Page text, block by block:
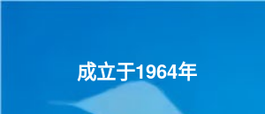
成立于1964年